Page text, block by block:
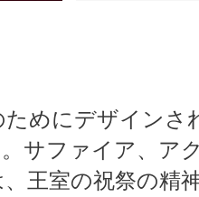
ためにデザイン
サファイア、ア
王室の祝祭の精